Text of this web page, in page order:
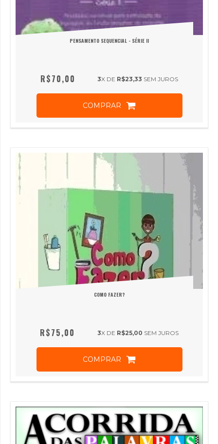
PENSAMENTO SEQUENCIAL - SÉRIE II
R$70,00 3X DE R$23,33 SEM JUROS
COMPRAR
COMO FAZER?
R$75,00 3X DE R$25,00 SEM JUROS
COMPRAR